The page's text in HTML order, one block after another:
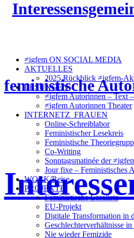
≠igfem ON SOCIAL MEDIA
AKTUELLES
2025 Rückblick ≠igfem-
LESUNGEN
≠igfem Autorinnen – Text
≠igfem Autorinnen Theater
INTERNETZ_FRAUEN
Online-Schreiblabor
Feministischer Lesekreis
Feministische
Co-Writing
Sonntagsmatinée der
Jour fixe – Feministisches
WORK/Reise
PROJEKTE
Feministische Leseliste
EU-Projekt
Digitale Transformation in
Geschlechterverhältnisse
Nie wieder Femizide